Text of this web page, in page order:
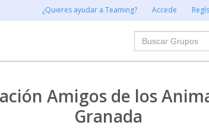
¿Quieres ayudar a Teaming? Accede
Buscar
Amigos de los
Granada